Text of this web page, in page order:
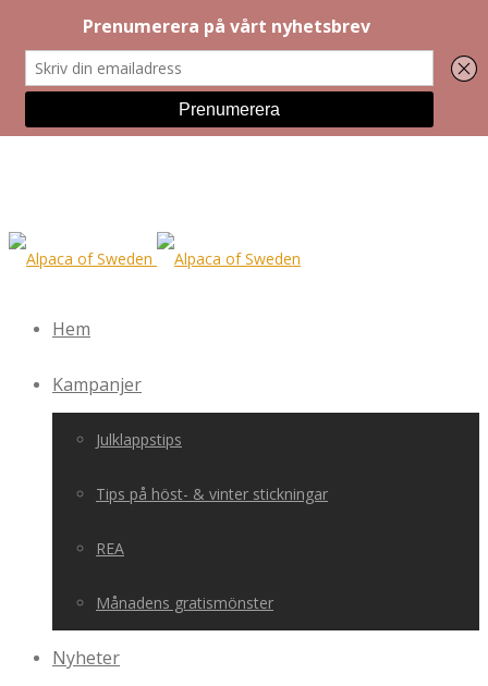
Hem
Kampanjer
Julklappstips
Tips på höst- & vinter stickningar
REA
Månadens gratismönster
Nyheter